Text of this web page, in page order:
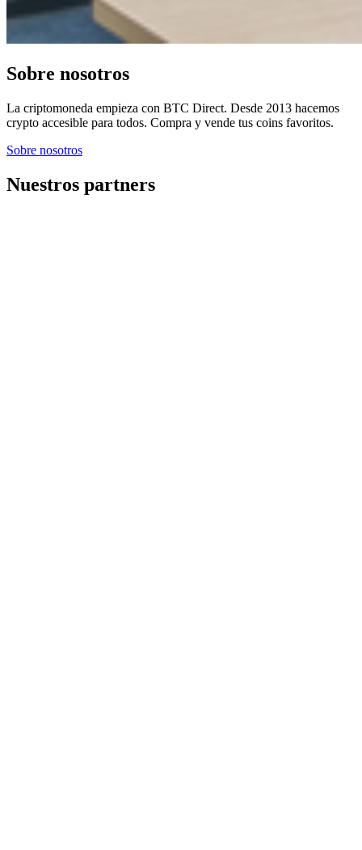
Sobre nosotros
La criptomoneda empieza con BTC Direct. Desde 2013 hacemos
crypto accesible para todos. Compra y vende tus coins favoritos.
Sobre nosotros
Nuestros partners